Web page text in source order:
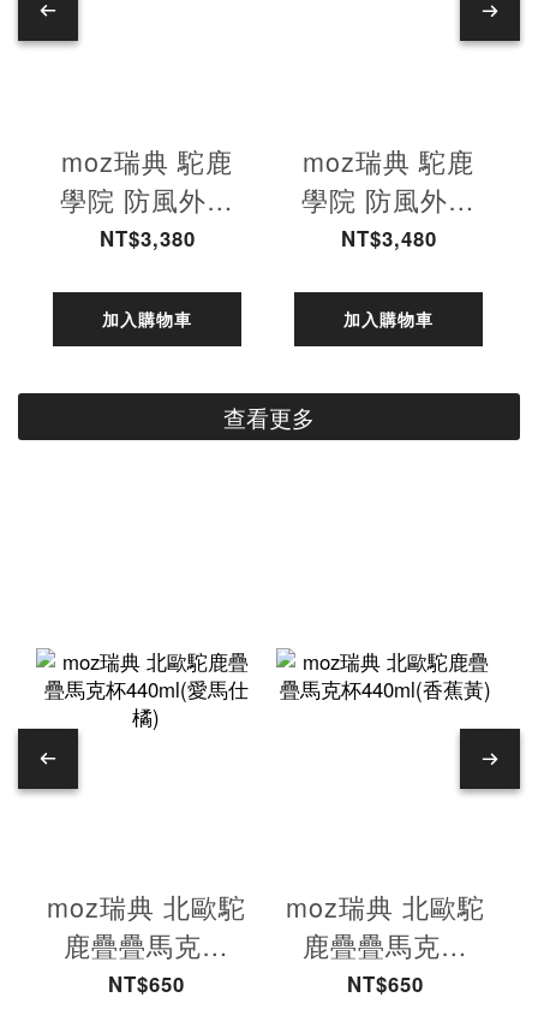
moz瑞典 駝鹿
學院 防風外套
(巧克力)短版 女
NT$3,380
加入購物車
moz瑞典 駝鹿
學院 防風外套
(奶綠) 女款
NT$3,480
加入購物車
查看更多
moz瑞典 北歐駝
鹿疊疊馬克杯
440ml(愛馬仕
NT$650
moz瑞典 北歐駝
鹿疊疊馬克杯
440ml(香蕉黃)
NT$650